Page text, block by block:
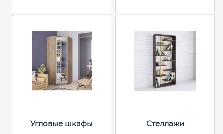
Угловые шкафы Стеллажи